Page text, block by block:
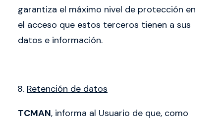
garantiza el máximo nivel de protección en
el acceso que estos terceros tienen a sus
datos e información.
Retención de datos
TCMAN, informa al Usuario de que, como